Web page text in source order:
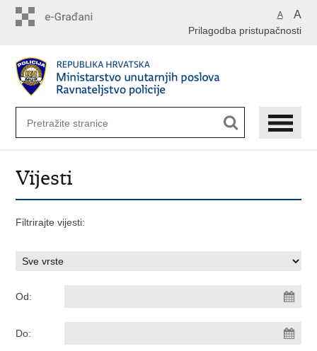
A A
Prilagodba pristupačnosti
Vijesti
Filtrirajte vijesti:
Od:
Do: